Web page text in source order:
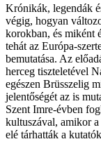
Krónikák, legendák
végig, hogyan
korokban, és miként
tehát az Európa-
bemutatása. Az
herceg tiszteletével
egészen Brüsszelig
jelentőségét az is
Szent Imre-évben
kultuszával, amikor
elé tárhatták a